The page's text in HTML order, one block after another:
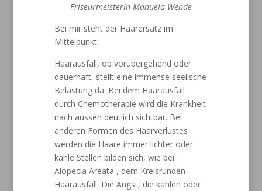
Friseurmeisterin Manuela Wende
Bei mir steht der Haarersatz im
Mittelpunkt:
Haarausfall, ob vorübergehend oder
dauerhaft, stellt eine immense seelische
Belastung da. Bei dem Haarausfall
durch Chemotherapie wird die Krankheit
nach aussen deutlich sichtbar. Bei
anderen Formen des Haarverlustes
werden die Haare immer lichter oder
kahle Stellen bilden sich, wie bei
Alopecia Areata , dem Kreisrunden
Haarausfall. Die Angst, die kahlen oder